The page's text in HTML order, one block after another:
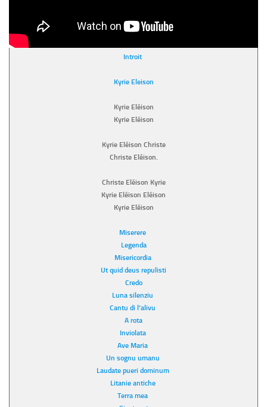
Introit
Kyrie Eleison
Kyrie Eléison
Kyrie Eléison
Kyrie Eléison Christe
Christe Eléison.
Christe Eléison Kyrie
Kyrie Eléison Eléison
Kyrie Eléison
Miserere
Legenda
Misericordia
Ut quid deus repulisti
Credo
Luna silenziu
Cantu di l’alivu
A rota
Inviolata
Ave Maria
Un sognu umanu
Laudate pueri dominum
Litanie antiche
Terra mea